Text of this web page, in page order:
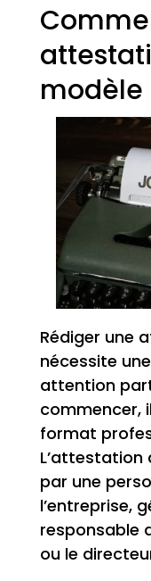
modèle
Rédiger une
nécessite
attention
commencer,
format
par une
l’entreprise,
responsable
ou le